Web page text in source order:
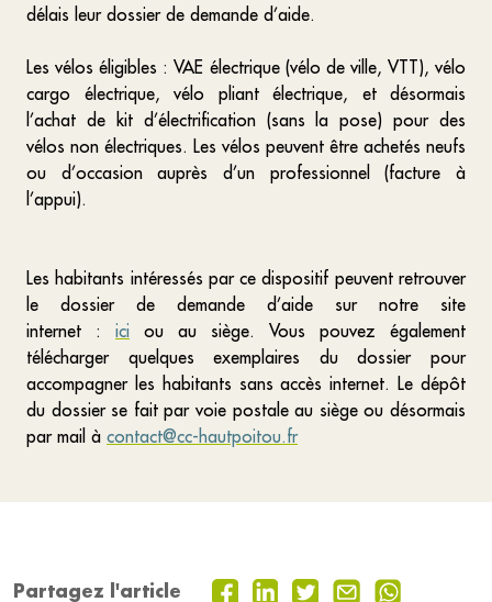
délais leur dossier de demande d’aide.
Les vélos éligibles : VAE électrique (vélo de ville, VTT), vélo
cargo électrique, vélo pliant électrique, et désormais
l’achat de kit d’électrification (sans la pose) pour des
vélos non électriques. Les vélos peuvent être achetés neufs
ou d’occasion auprès d’un professionnel (facture à
l’appui).
Les habitants intéressés par ce dispositif peuvent retrouver
le dossier de demande d’aide sur notre site
internet : ici ou au siège. Vous pouvez également
télécharger quelques exemplaires du dossier pour
accompagner les habitants sans accès internet. Le dépôt
du dossier se fait par voie postale au siège ou désormais
par mail à contact@cc-hautpoitou.fr
Partagez l'article